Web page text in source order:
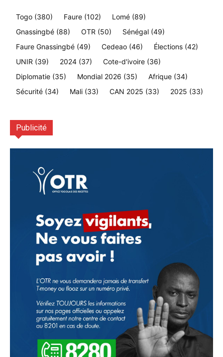
Togo (380) Faure (102) Lomé (89)
Gnassingbé (88) OTR (50) Sénégal (49)
Faure Gnassingbé (49) Cedeao (46) Élections (42)
UNIR (39) 2024 (37) Cote-d'ivoire (36)
Diplomatie (35) Mondial 2026 (35) Afrique (34)
Sécurité (34) Mali (33) CAN 2025 (33) 2025 (33)
Publicité